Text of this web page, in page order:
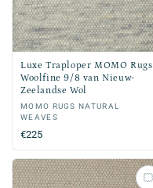
Luxe Traploper MOMO Rugs
Woolfine 9/8 van Nieuw-
Zeelandse Wol
Verkoper:
MOMO RUGS NATURAL
WEAVES
Normale
prijs
€225